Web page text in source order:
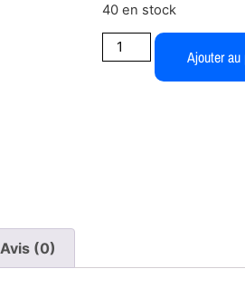
40 en stock
Ajouter
Avis (0)